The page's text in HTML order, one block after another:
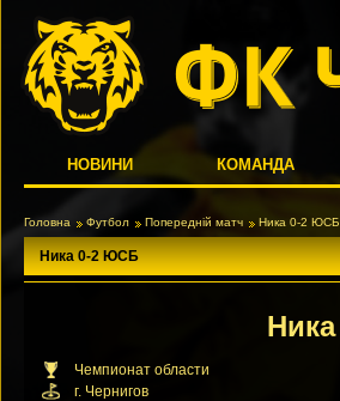
НОВИНИ КОМАНДА
Головна Футбол Попередній матч Ника 0-2 ЮСБ
Ника 0-2 ЮСБ
Ника
Чемпионат области
г. Чернигов